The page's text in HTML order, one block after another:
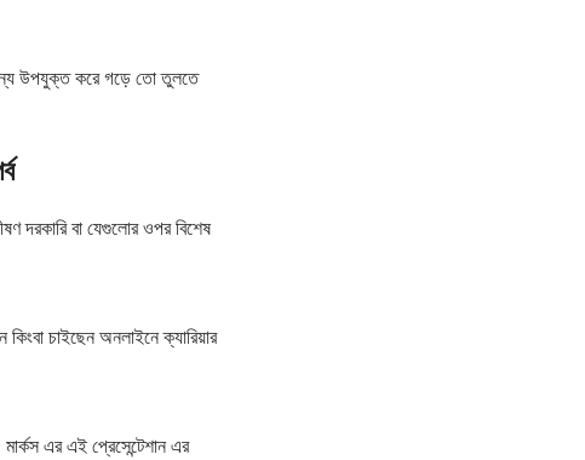
উপযুক্ত করে গড়ে তো তুলতে
দরকারি বা যেগুলোর ওপর বিশেষ
চাইছেন অনলাইনে ক্যারিয়ার
এর এই প্রেসেন্টেশান এর